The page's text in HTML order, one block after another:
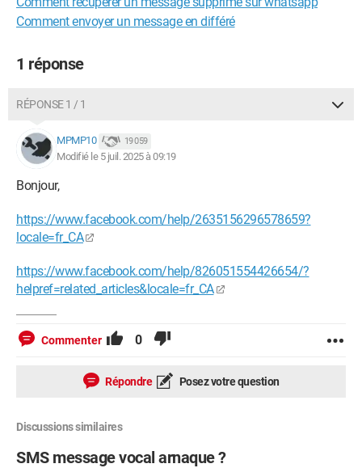
Comment envoyer un message en différé
1 réponse
RÉPONSE 1 / 1
MPMP10 19 059
Modifié le 5 juil. 2025 à 09:19
Bonjour,
https://www.facebook.com/help/2635156296578659?
locale=fr_CA
https://www.facebook.com/help/826051554426654/?
helpref=related_articles&locale=fr_CA
Commenter 0
Répondre Posez votre question
Discussions similaires
SMS message vocal arnaque ?